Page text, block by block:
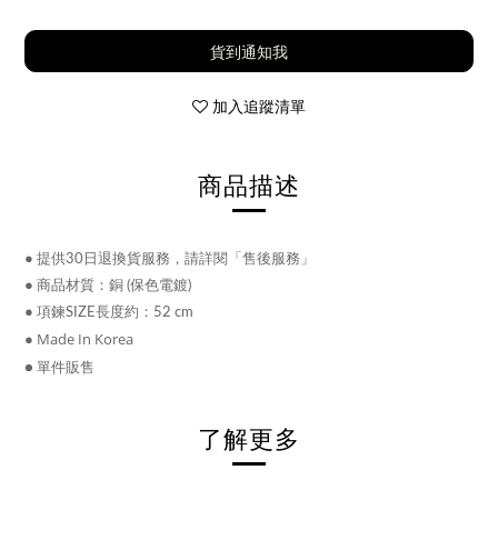
貨到通知我
加入追蹤清單
商品描述
● 提供30日退換貨服務，請詳閱「售後服務」
● 商品材質：銅 (保色電鍍)
● 項鍊SIZE長度約：52 cm
● Made In Korea
● 單件販售
了解更多